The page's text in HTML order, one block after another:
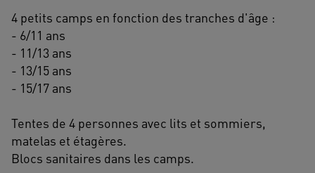
4 petits camps en fonction des tranches d'âge :
- 6/11 ans
- 11/13 ans
- 13/15 ans
- 15/17 ans
Tentes de 4 personnes avec lits et sommiers,
matelas et étagères.
Blocs sanitaires dans les camps.